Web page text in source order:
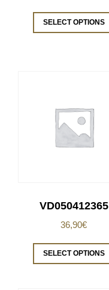
SELECT OPTIONS
VD050412365
36,90€
SELECT OPTIONS